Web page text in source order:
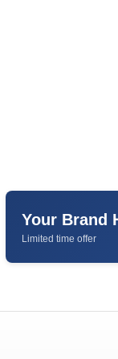
Your Brand
Limited time offer